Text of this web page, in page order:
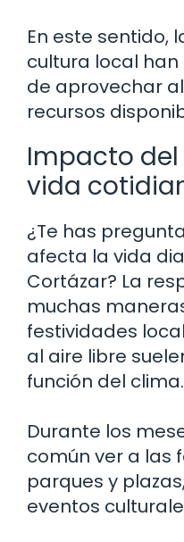
En este sentido,
cultura local
de aprovechar
recursos
Impacto
vida
¿Te has
afecta la vida
Cortázar? La
muchas
festividades
al aire libre
función del clima.
Durante los
común ver a las
parques y
eventos